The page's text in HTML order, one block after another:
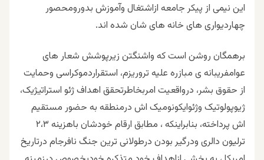
این نیمی از پیکر جامعه ازاشتغال وآموزش بدورومحصور
چهاردیواری های خانه های شان شده اند.
برهمگان روشن است که واشنگتن زیرپوشش شعار های
عوامفریبانه ی مبازره علیه تروریزم، استقراردموکراسی وحمایت
از حقوق بشر، درواقعیت امربخاطرتحقق اهداف ژئو استراتیژیک،
ژيوپولوتیک وژئوایکونومیک اش درمنطقه به حضور مستقیم
اش پرداخته، بنابراینکه ، مطابق ارقام خودشان باهزینه ۲،۳
ترلیون دالری ودرگیر بودن درطولانی ترین جنگ نافرجام درتاریخ